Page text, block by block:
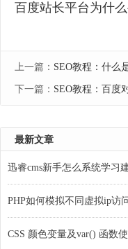
百度站长平台为什
上一篇： SEO教程：什么
下一篇： SEO教程：百度
最新文章
迅睿cms新手怎么系统学习
PHP如何模拟不同虚拟ip访
CSS 颜色变量及var() 函数